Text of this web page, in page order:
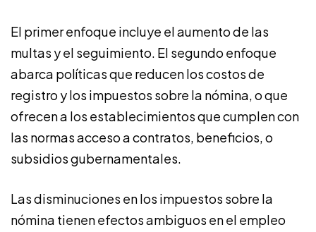
El primer enfoque incluye el aumento de las
multas y el seguimiento. El segundo enfoque
abarca políticas que reducen los costos de
registro y los impuestos sobre la nómina, o que
ofrecen a los establecimientos que cumplen con
las normas acceso a contratos, beneficios, o
subsidios gubernamentales.
Las disminuciones en los impuestos sobre la
nómina tienen efectos ambiguos en el empleo